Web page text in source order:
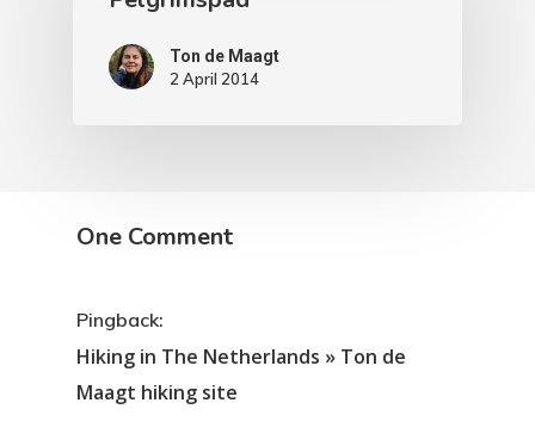
Ton de Maagt
2 April 2014
One Comment
Pingback:
Hiking in The Netherlands » Ton de
Maagt hiking site